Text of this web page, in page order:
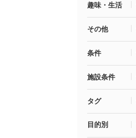
趣味・生活
その他
条件
施設条件
タグ
目的別